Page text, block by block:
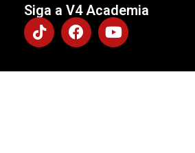
Siga a V4 Academia